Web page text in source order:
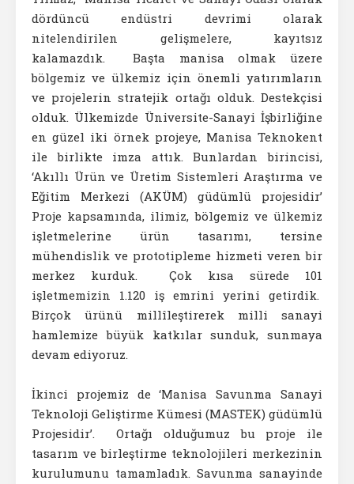
dördüncü endüstri devrimi olarak
nitelendirilen gelişmelere, kayıtsız
kalamazdık. Başta manisa olmak üzere
bölgemiz ve ülkemiz için önemli yatırımların
ve projelerin stratejik ortağı olduk. Destekçisi
olduk. Ülkemizde Üniversite-Sanayi İşbirliğine
en güzel iki örnek projeye, Manisa Teknokent
ile birlikte imza attık. Bunlardan birincisi,
‘Akıllı Ürün ve Üretim Sistemleri Araştırma ve
Eğitim Merkezi (AKÜM) güdümlü projesidir’
Proje kapsamında, ilimiz, bölgemiz ve ülkemiz
işletmelerine ürün tasarımı, tersine
mühendislik ve prototipleme hizmeti veren bir
merkez kurduk. Çok kısa sürede 101
işletmemizin 1.120 iş emrini yerini getirdik.
Birçok ürünü millîleştirerek milli sanayi
hamlemize büyük katkılar sunduk, sunmaya
devam ediyoruz.
İkinci projemiz de ‘Manisa Savunma Sanayi
Teknoloji Geliştirme Kümesi (MASTEK) güdümlü
Projesidir’. Ortağı olduğumuz bu proje ile
tasarım ve birleştirme teknolojileri merkezinin
kurulumunu tamamladık. Savunma sanayinde